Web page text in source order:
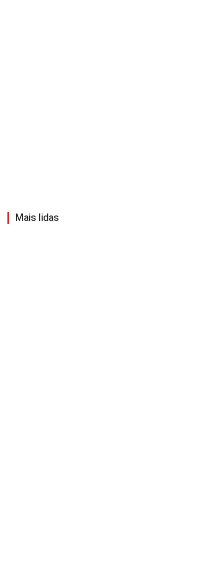
Mais lidas